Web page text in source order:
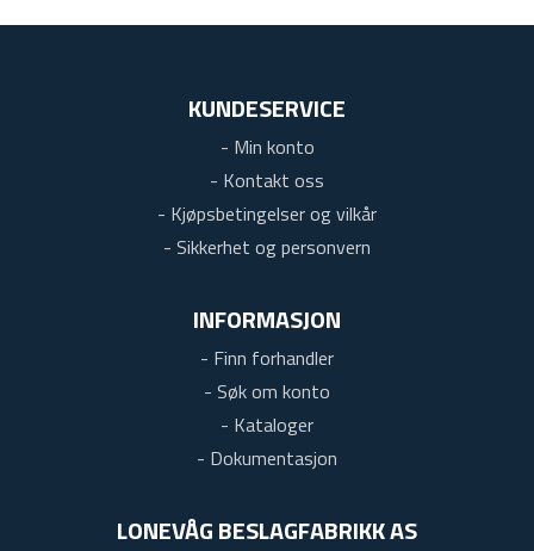
KUNDESERVICE
- Min konto
- Kontakt oss
- Kjøpsbetingelser og vilkår
- Sikkerhet og personvern
INFORMASJON
- Finn forhandler
- Søk om konto
- Kataloger
- Dokumentasjon
LONEVÅG BESLAGFABRIKK AS